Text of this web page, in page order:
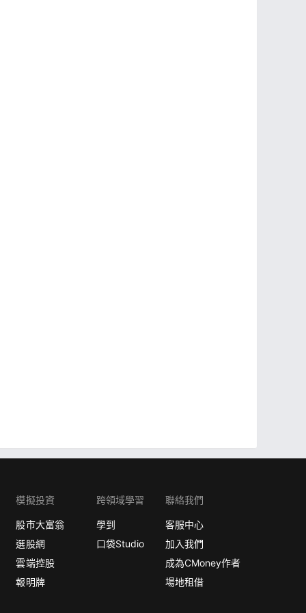
模擬投資
股市大富翁
選股網
雲端控股
報明牌
跨領域學習
學到
口袋Studio
聯絡我們
客服中心
加入我們
成為CMoney作者
場地租借